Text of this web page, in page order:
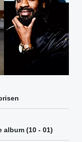
album (10 - 01)